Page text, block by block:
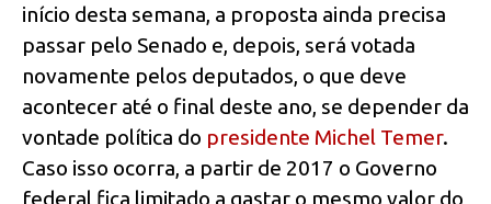
início desta semana, a proposta ainda precisa
passar pelo Senado e, depois, será votada
novamente pelos deputados, o que deve
acontecer até o final deste ano, se depender da
vontade política do presidente Michel Temer.
Caso isso ocorra, a partir de 2017 o Governo
federal fica limitado a gastar o mesmo valor do